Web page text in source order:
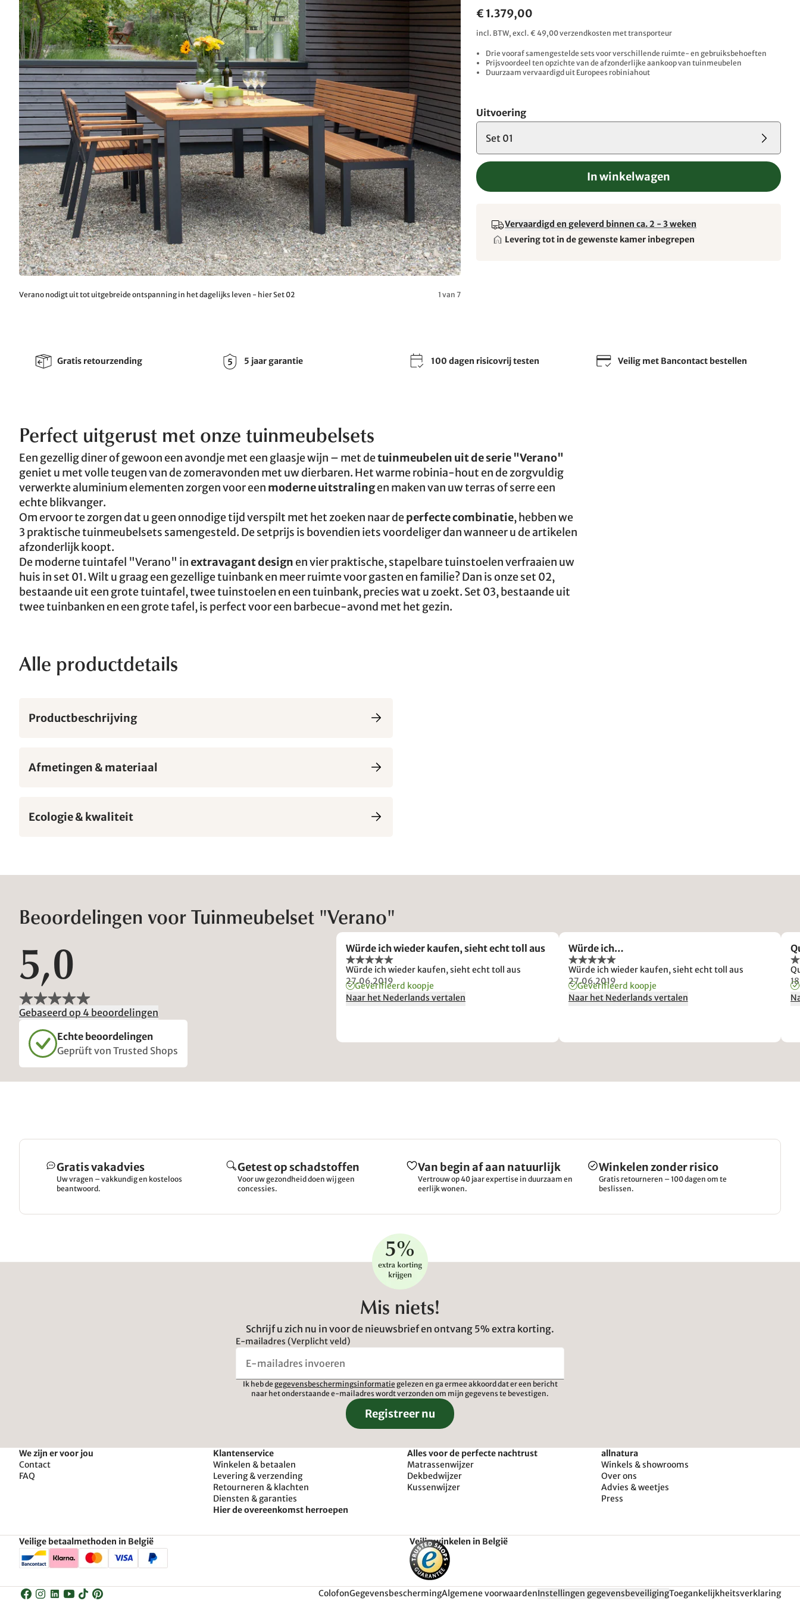
Verano nodigt uit tot uitgebreide ontspanning in het dagelijks leven - hier Set 02 1 van 7
€ 1.379,00
incl. BTW, excl. € 49,00 verzendkosten met transporteur
Drie vooraf samengestelde sets voor verschillende ruimte- en gebruiksbehoeften
Prijsvoordeel ten opzichte van de afzonderlijke aankoop van tuinmeubelen
Duurzaam vervaardigd uit Europees robiniahout
Uitvoering
Set 01
In winkelwagen
Vervaardigd en geleverd binnen ca. 2 - 3 weken
Levering tot in de gewenste kamer inbegrepen
Gratis retourzending 5 jaar garantie 100 dagen risicovrij testen Veilig met Bancontact bestellen
Perfect uitgerust met onze tuinmeubelsets
Een gezellig diner of gewoon een avondje met een glaasje wijn – met detuinmeubelen uit de serie "Verano"
geniet u met volle teugen van de zomeravonden met uw dierbaren. Het warme robinia-hout en de zorgvuldig
verwerkte aluminium elementen zorgen voor een moderne uitstralingen maken van uw terras of serre een
echte blikvanger.
Om ervoor te zorgen dat u geen onnodige tijd verspilt met het zoeken naar deperfecte combinatie, hebben we
3 praktische tuinmeubelsets samengesteld. De setprijs is bovendien iets voordeliger dan wanneer u de artikelen
afzonderlijk koopt.
De moderne tuintafel "Verano" inextravagant design en vier praktische, stapelbare tuinstoelen verfraaien uw
huis in set 01. Wilt u graag een gezellige tuinbank en meer ruimte voor gasten en familie? Dan is onze set 02,
bestaande uit een grote tuintafel, twee tuinstoelen en een tuinbank, precies wat u zoekt. Set 03, bestaande uit
twee tuinbanken en een grote tafel, is perfect voor een barbecue-avond met het gezin.
Alle productdetails
Productbeschrijving
Afmetingen & materiaal
Ecologie & kwaliteit
Beoordelingen voor Tuinmeubelset "Verano"
5,0
Gebaseerd op 4 beoordelingen
Echte beoordelingen
Geprüft von Trusted Shops
Würde ich wieder kaufen, sieht echt toll aus
Würde ich wieder kaufen, sieht echt toll aus
27.06.2019
Geverifieerd koopje
Naar het Nederlands vertalen
Würde ich…
Würde ich wieder kaufen, sieht echt toll aus
27.06.2019
Geverifieerd koopje
Naar het Nederlands vertalen
Gratis vakadvies
Uw vragen – vakkundig en kosteloos
beantwoord.
Getest op schadstoffen
Voor uw gezondheid doen wij geen
concessies.
Van begin af aan natuurlijk
Vertrouw op 40 jaar expertise in duurzaam en
eerlijk wonen.
Winkelen zonder risico
Gratis retourneren – 100 dagen om te
beslissen.
Mis niets!
Schrijf u zich nu in voor de nieuwsbrief en ontvang 5% extra korting.
E-mailadres (Verplicht veld)
Ik heb de gegevensbeschermingsinformatie gelezen en ga ermee akkoord dat er een bericht
naar het onderstaande e-mailadres wordt verzonden om mijn gegevens te bevestigen.
Registreer nu
We zijn er voor jou
Contact
FAQ
Klantenservice
Winkelen & betaalen
Levering & verzending
Retourneren & klachten
Diensten & garanties
Hier de overeenkomst herroepen
Alles voor de perfecte nachtrust
Matrassenwijzer
Dekbedwijzer
Kussenwijzer
allnatura
Winkels & showrooms
Over ons
Advies & weetjes
Press
Veilige betaalmethoden in België Veilig winkelen in België
ColofonGegevensbeschermingAlgemene voorwaardenInstellingen gegevensbeveiligingToegankelijkheitsverklaring